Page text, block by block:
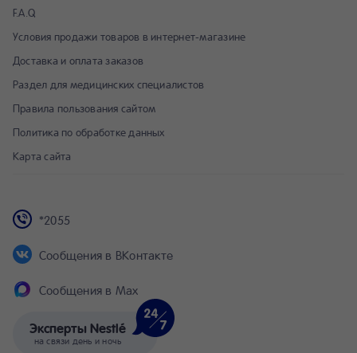
F.A.Q
Условия продажи товаров в интернет-магазине
Доставка и оплата заказов
Раздел для медицинских специалистов
Правила пользования сайтом
Политика по обработке данных
Карта сайта
Эксперты Nestlé
на связи день и ночь
*2055
Сообщения в ВКонтакте
Сообщения в Max